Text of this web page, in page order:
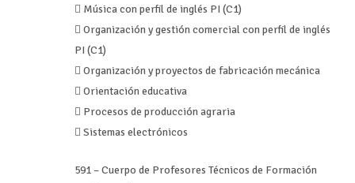
 Música con perfil de inglés PI (C1)
 Organización y gestión comercial con perfil de inglés
PI (C1)
 Organización y proyectos de fabricación mecánica
 Orientación educativa
 Procesos de producción agraria
 Sistemas electrónicos
591 – Cuerpo de Profesores Técnicos de Formación